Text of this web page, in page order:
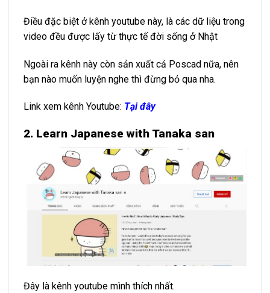
Điều đặc biệt ở kênh youtube này, là các dữ liệu trong
video đều được lấy từ thực tế đời sống ở Nhật
Ngoài ra kênh này còn sản xuất cả Poscad nữa, nên
bạn nào muốn luyện nghe thì đừng bỏ qua nha.
Link xem kênh Youtube: Tại đây
2. Learn Japanese with Tanaka san
Đây là kênh youtube mình thích nhất.